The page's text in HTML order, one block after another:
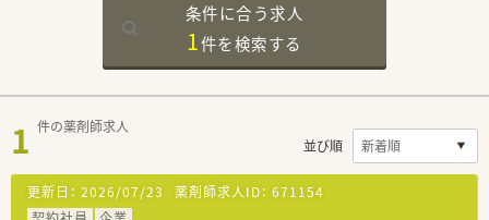
条件に合う求人
1件を検索する
1 件の薬剤師求人
並び順
更新日： 2026/07/23 薬剤師求人ID： 671154